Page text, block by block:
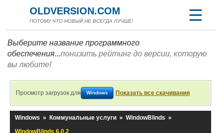
OLDVERSION.COM
ПОТОМУ ЧТО НОВЫЙ НЕ ВСЕГДА ЛУЧШЕ!
Выберите название программного
обеспечения...понизить рейтинг до версии, которую
вы любите!
Просмотр загрузок для Windows Показать все скачивания
Windows » Коммунальные услуги » WindowBlinds »
WindowBlinds 6.0.2